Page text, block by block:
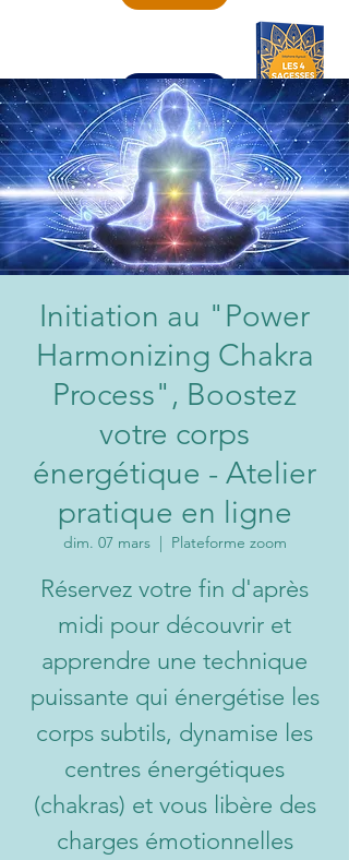
En lire plus >
Initiation au "Power
Harmonizing Chakra
Process", Boostez
votre corps
énergétique - Atelier
pratique en ligne
dim. 07 mars
  |
Plateforme zoom
Réservez votre fin d'après
midi pour découvrir et
apprendre une technique
puissante qui énergétise les
corps subtils, dynamise les
centres énergétiques
(chakras) et vous libère des
charges émotionnelles